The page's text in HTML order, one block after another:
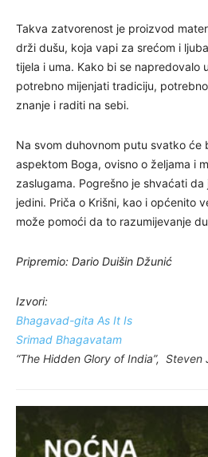
Takva zatvorenost je proizvod
drži dušu, koja vapi za srećom i
tijela i uma. Kako bi se napredovalo
potrebno mijenjati tradiciju,
znanje i raditi na sebi.
Na svom duhovnom putu svatko će
aspektom Boga, ovisno o željama i
zaslugama. Pogrešno je shvaćati
jedini. Priča o Krišni, kao i općenito
može pomoći da to razumijevanje
Pripremio: Dario Duišin Džunić
Izvori:
Bhagavad-gita As It Is
Srimad Bhagavatam
“The Hidden Glory of India”, Steven